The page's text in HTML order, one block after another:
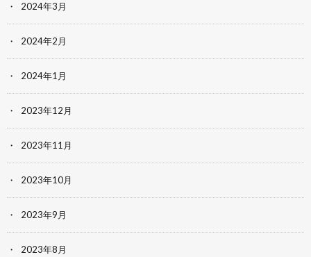
2024年3月
2024年2月
2024年1月
2023年12月
2023年11月
2023年10月
2023年9月
2023年8月